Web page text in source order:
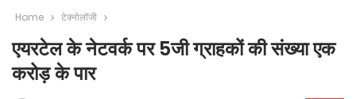
Home टेक्नोलॉजी
एयरटेल के नेटवर्क पर 5जी ग्राहकों की संख्या एक
करोड़ के पार